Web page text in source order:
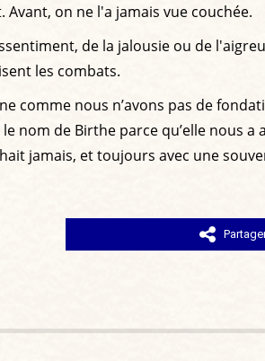
on ne l'a jamais vue couchée.
de la jalousie ou de
les combats.
comme nous n’avons pas de
nom de Birthe parce qu’elle
jamais, et toujours avec une